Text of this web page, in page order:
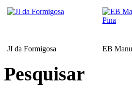
JI da Formigosa EB
EB Escultor Antº
Pesquisar